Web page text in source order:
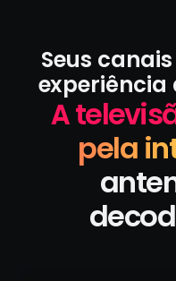
Seus
experiência
A
pela